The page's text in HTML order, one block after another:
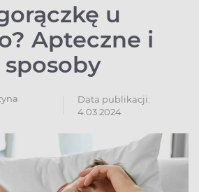
u
Apteczne i
Data publikacji:
4.03.2024